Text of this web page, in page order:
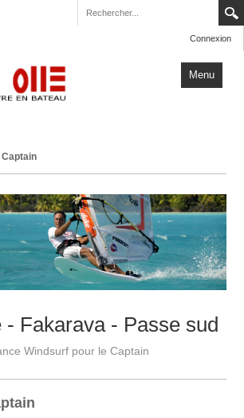
Connexion
Menu
- Fakarava - Passe sud
Windsurf pour le Captain